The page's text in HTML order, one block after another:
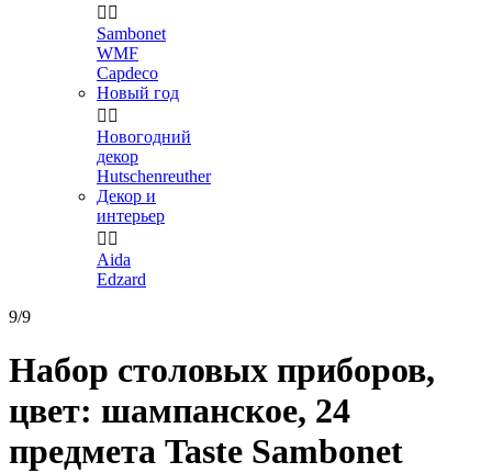
 
Sambonet
WMF
Capdeco
Новый год
 
Новогодний
декор
Hutschenreuther
Декор и
интерьер
 
Aida
Edzard
9/9
Набор столовых приборов,
цвет: шампанское, 24
предмета Taste Sambonet